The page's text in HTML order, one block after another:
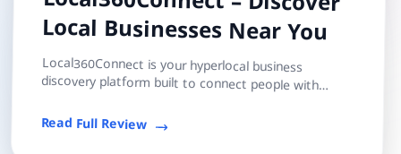
Local Businesses Near You
Local360Connect is your hyperlocal business
discovery platform built to connect people with
Read Full Review